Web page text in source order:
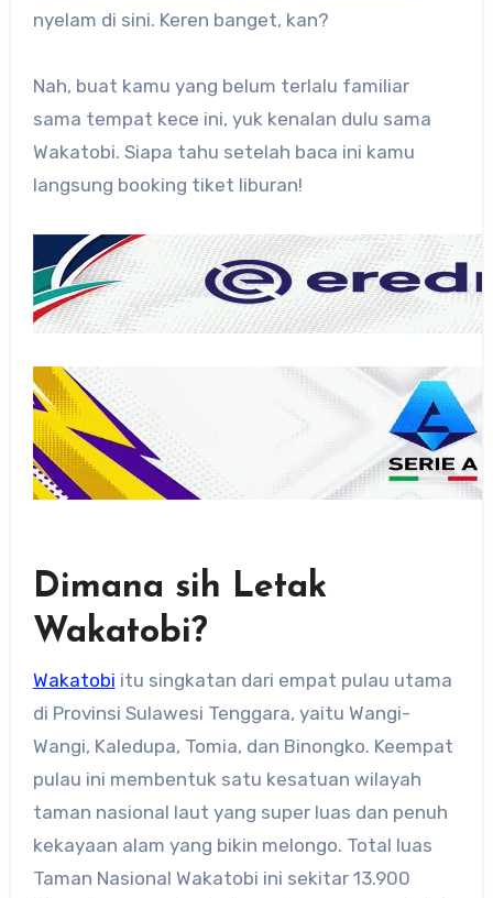
nyelam di sini. Keren banget, kan?
Nah, buat kamu yang belum terlalu familiar
sama tempat kece ini, yuk kenalan dulu sama
Wakatobi. Siapa tahu setelah baca ini kamu
langsung booking tiket liburan!
Dimana sih Letak
Wakatobi?
Wakatobi itu singkatan dari empat pulau utama
di Provinsi Sulawesi Tenggara, yaitu Wangi-
Wangi, Kaledupa, Tomia, dan Binongko. Keempat
pulau ini membentuk satu kesatuan wilayah
taman nasional laut yang super luas dan penuh
kekayaan alam yang bikin melongo. Total luas
Taman Nasional Wakatobi ini sekitar 13.900